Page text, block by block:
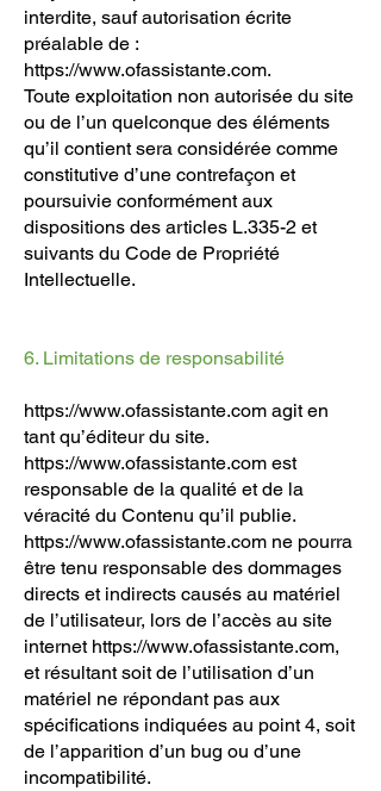
interdite, sauf autorisation écrite
préalable de :
https://www.ofassistante.com.
Toute exploitation non autorisée du site
ou de l’un quelconque des éléments
qu’il contient sera considérée comme
constitutive d’une contrefaçon et
poursuivie conformément aux
dispositions des articles L.335-2 et
suivants du Code de Propriété
Intellectuelle.
6. Limitations de responsabilité
https://www.ofassistante.com agit en
tant qu’éditeur du site.
https://www.ofassistante.com est
responsable de la qualité et de la
véracité du Contenu qu’il publie.
https://www.ofassistante.com ne pourra
être tenu responsable des dommages
directs et indirects causés au matériel
de l’utilisateur, lors de l’accès au site
internet https://www.ofassistante.com,
et résultant soit de l’utilisation d’un
matériel ne répondant pas aux
spécifications indiquées au point 4, soit
de l’apparition d’un bug ou d’une
incompatibilité.